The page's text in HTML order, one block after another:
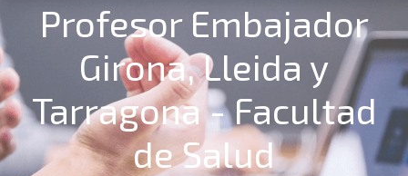
Profesor Embajador
Girona, Lleida y
Tarragona - Facultad
de Salud